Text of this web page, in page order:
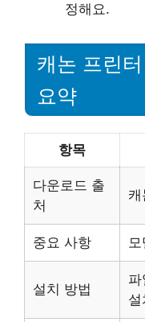
정해요.
캐논 프린
요약
항목
다운로드 출
처
중요 사항
설치 방법
설